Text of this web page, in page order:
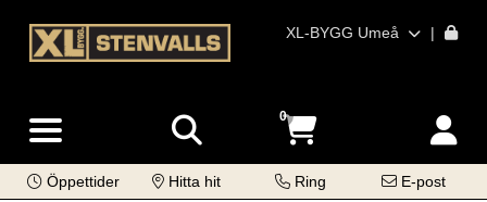
XL-BYGG Umeå |
0
Öppettider Hitta hit Ring E-post